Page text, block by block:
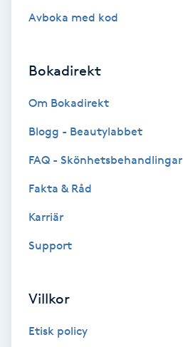
Klippning ungdom
Kostrådgivning
Kroppspeeling
Käkledsbehandling
Kärlbehandling
Avboka med kod
Bokadirekt
Om Bokadirekt
Blogg - Beautylabbet
FAQ - Skönhetsbehandlingar
Fakta & Råd
Karriär
Support
Villkor
Etisk policy